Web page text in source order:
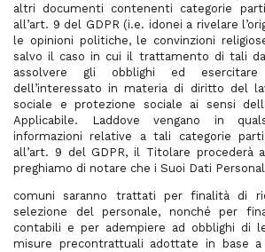
altri documenti contenenti categorie
all’art. 9 del GDPR (i.e. idonei a rivelare
le opinioni politiche, le convinzioni
salvo il caso in cui il trattamento di tali
assolvere gli obblighi ed
dell’interessato in materia di diritto del
sociale e protezione sociale ai sensi
Applicabile. Laddove vengano in
informazioni relative a tali categorie
all’art. 9 del GDPR, il Titolare procederà
preghiamo di notare che i Suoi Dati
comuni saranno trattati per finalità di
selezione del personale, nonché per
contabili e per adempiere ad obblighi di
misure precontrattuali adottate in base